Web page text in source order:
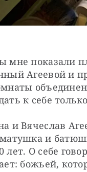
мне показали
Агеевой и
к себе
и Вячеслав
и
О себе
божьей,